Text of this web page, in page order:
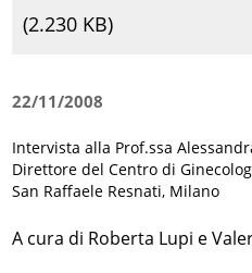
(2.230 KB)
22/11/2008
Intervista alla Prof.ssa
Direttore del Centro di
San Raffaele Resnati, Milano
A cura di Roberta Lupi e